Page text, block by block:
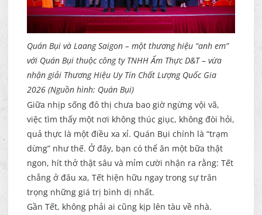
Quán Bụi và Laang Saigon – một thương hiệu “anh em”
với Quán Bụi thuộc công ty TNHH Ẩm Thực D&T – vừa
nhận giải Thương Hiệu Uy Tín Chất Lượng Quốc Gia
2026 (Nguồn hình: Quán Bụi)
Giữa nhịp sống đô thị chưa bao giờ ngừng vội vã,
việc tìm thấy một nơi không thúc giục, không đòi hỏi,
quả thực là một điều xa xỉ. Quán Bụi chính là “trạm
dừng” như thế. Ở đây, bạn có thể ăn một bữa thật
ngon, hít thở thật sâu và mỉm cười nhận ra rằng: Tết
chẳng ở đâu xa, Tết hiện hữu ngay trong sự trân
trọng những giá trị bình dị nhất.
Gần Tết, không phải ai cũng kịp lên tàu về nhà.